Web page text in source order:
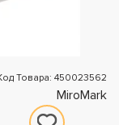
Товара: 450023562
MiroMark